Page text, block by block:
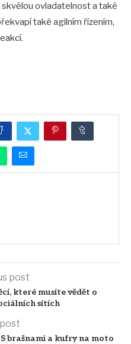
ovladatelnost a také
také agilním řízením,
post
které musíte vědět o
sítích
brašnami a kufry na moto